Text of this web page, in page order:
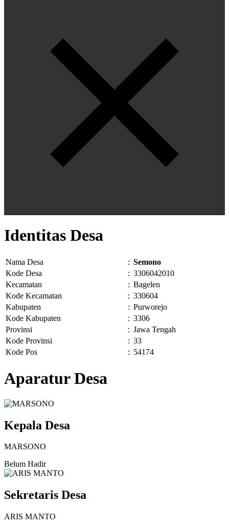
Identitas Desa
Nama Desa : Semono
Kode Desa
: 3306042010
Kecamatan
: Bagelen
Kode Kecamatan
: 330604
Kabupaten
: Purworejo
Kode Kabupaten
: 3306
Provinsi
: Jawa Tengah
Kode Provinsi
: 33
Kode Pos
: 54174
Aparatur Desa
Kepala Desa
MARSONO
Belum Hadir
Sekretaris Desa
ARIS MANTO